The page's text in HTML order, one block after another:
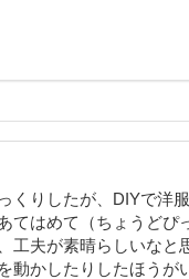
くりしたが、DIYで洋
てはめて（ちょうどぴ
工夫が素晴らしいなと
動かしたりしたほうが